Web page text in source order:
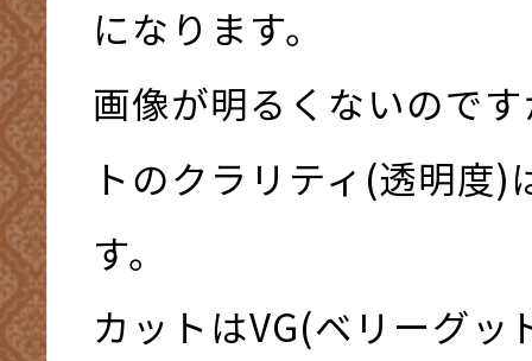
になります。
画像が明るくないので
トのクラリティ(透明度
す。
カットはVG(ベリーグッ